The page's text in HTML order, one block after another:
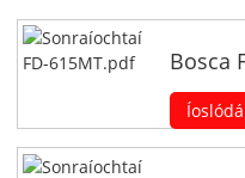
Bosca